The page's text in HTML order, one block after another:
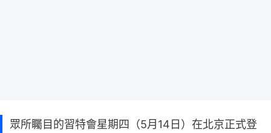
眾所矚目的習特會星期四（5月14日）在北京正式登